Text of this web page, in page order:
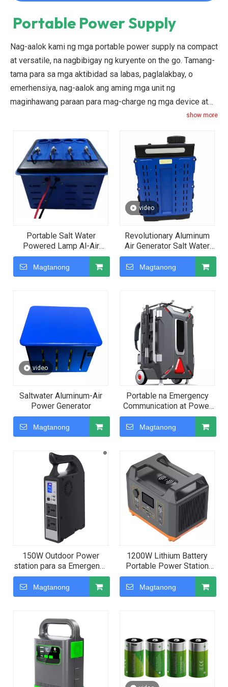
Portable Power Supply
Nag-aalok kami ng mga portable power supply na compact
at versatile, na nagbibigay ng kuryente on the go. Tamang-
tama para sa mga aktibidad sa labas, paglalakbay, o
emerhensiya, nag-aalok ang aming mga unit ng
maginhawang paraan para mag-charge ng mga device at
magpagana ng maliliit na appliances na walang tradisyonal
portable power sa aming mga makabagong disenyo.
show more
Portable Salt Water
Powered Lamp Al-Air
Generator – Eco-Safe
Instant Power para sa
Pangingisda sa Camping
Magtanong
video
Revolutionary Aluminum
Air Generator Salt Water
Lamp - Portable
Sustainable Power para sa
Emergency Lighting At
Magtanong
video
Saltwater Aluminum-Air
Power Generator
Magtanong
Portable na Emergency
Communication at Power
System na may Aluminum-
Air Fuel Cell para sa
Disaster Response
Magtanong
150W Outdoor Power
station para sa Emergency
na Paggamit Gaya ng
Camping Fishing Hiking
Magtanong
1200W Lithium Battery
Portable Power Station
para sa Camping Travel
Fishing
Magtanong